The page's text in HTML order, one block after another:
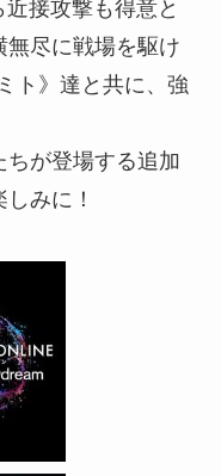
近接攻撃も得意と
尽に戦場を駆け
ト》達と共に、強
が登場する追加
みに！